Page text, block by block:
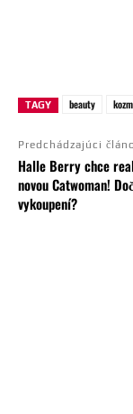
TAGY beauty
Predchádzajúci
Halle Berry chce
novou Catwoman!
vykoupení?